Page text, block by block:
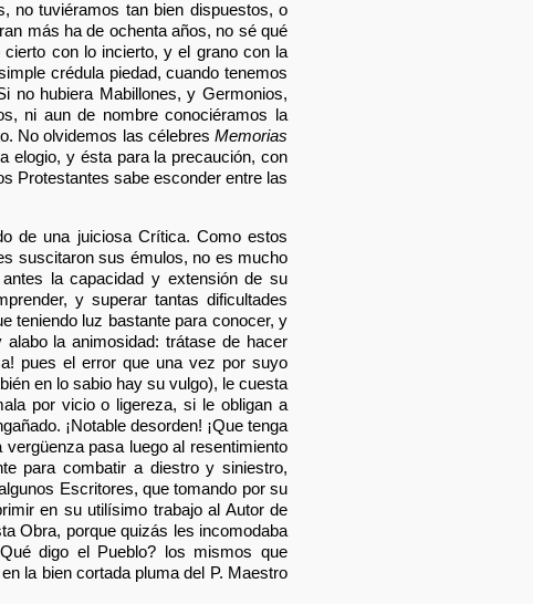
no tuviéramos tan bien dispuestos, o
más ha de ochenta años, no sé qué
con lo incierto, y el grano con la
crédula piedad, cuando tenemos
no hubiera Mabillones, y Germonios,
ni aun de nombre conociéramos la
No olvidemos las célebres Memorias
elogio, y ésta para la precaución, con
Protestantes sabe esconder entre las
de una juiciosa Crítica. Como estos
suscitaron sus émulos, no es mucho
la capacidad y extensión de su
y superar tantas dificultades
teniendo luz bastante para conocer, y
la animosidad: trátase de hacer
pues el error que una vez por suyo
en lo sabio hay su vulgo), le cuesta
por vicio o ligereza, si le obligan a
¡Notable desorden! ¡Que tenga
pasa luego al resentimiento
para combatir a diestro y siniestro,
Escritores, que tomando por su
en su utilísimo trabajo al Autor de
Obra, porque quizás les incomodaba
digo el Pueblo? los mismos que
la bien cortada pluma del P. Maestro